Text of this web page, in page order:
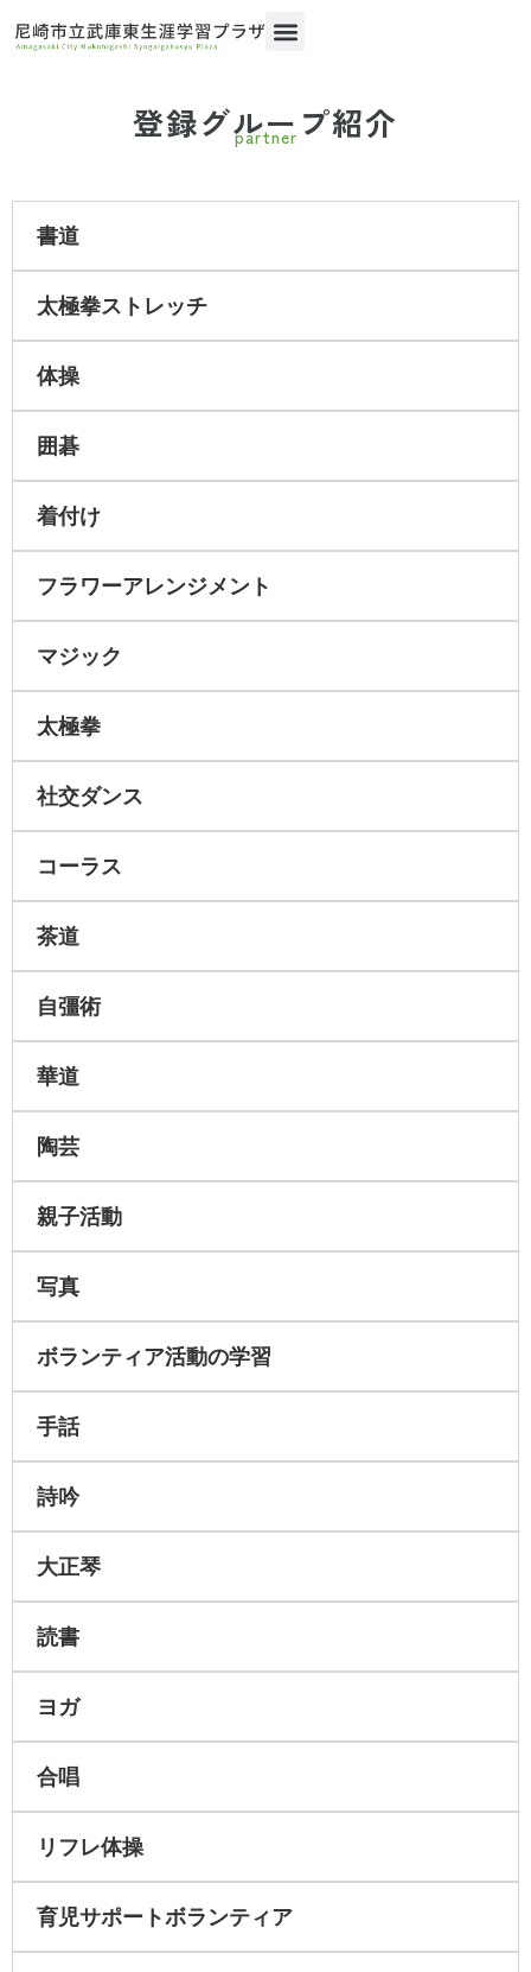
登録グループ紹介
partner
書道
太極拳ストレッチ
体操
囲碁
着付け
フラワーアレンジメント
マジック
太極拳
社交ダンス
コーラス
茶道
自彊術
華道
陶芸
親子活動
写真
ボランティア活動の学習
手話
詩吟
大正琴
読書
ヨガ
合唱
リフレ体操
育児サポートボランティア